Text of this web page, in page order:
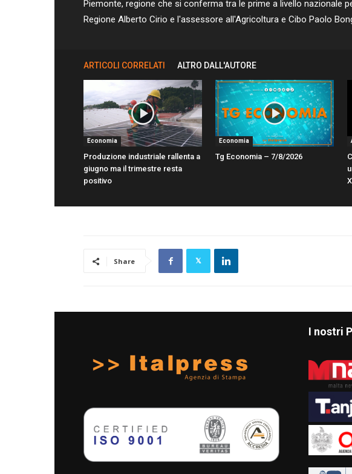
Piemonte, regione che si conferma tra le prime a livello nazionale
Regione Alberto Cirio e l'assessore all'Agricoltura e Cibo Paolo
ARTICOLI CORRELATI ALTRO DALL'AUTORE
Economia
Produzione industriale rallenta a
giugno ma il trimestre resta
positivo
Economia
Tg Economia – 7/8/2026
Share
I nostri